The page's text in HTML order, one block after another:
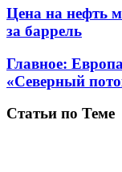
Цена на нефть
за баррель
Главное:
«Северный
Статьи по Теме